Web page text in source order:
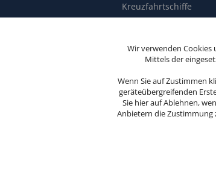
Kreuzfahrtschiffe
Kreuzfahrtthemen
Jahreszeiten &
Kreuzfahrtanregungen
Wir verwenden Cookies
Mittels der
Wenn Sie auf Zustimmen
geräteübergreifenden
Sie hier auf Ablehnen,
Anbietern die Zustimmung